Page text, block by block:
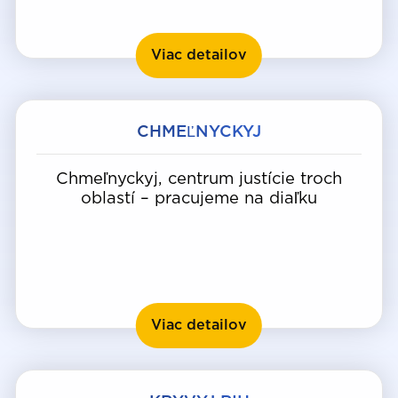
Viac detailov Rivne
CHMEĽNYCKYJ
Chmeľnyckyj, centrum justície troch
oblastí – pracujeme na diaľku
Viac detailov Chmeľnyckyj